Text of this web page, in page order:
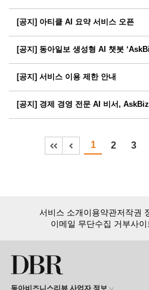
[공지] 아티클 AI 요약 서비스 오픈
[공지] 동아일보 생성형 AI 챗봇
[공지] 서비스 이용 제한 안내
[공지] 경제 경영 전문 AI 비서,
1 2 3
서비스 소개이용약관저작권
이메일 무단수집 거부사이
동아비즈니스리뷰 사업자 정보